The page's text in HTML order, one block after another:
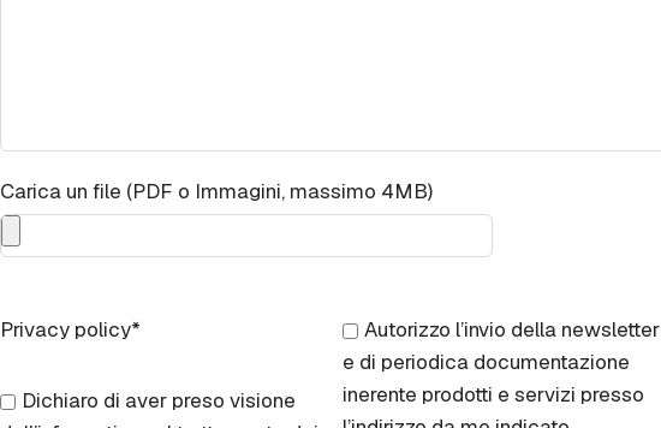
Carica un file (PDF o Immagini, massimo 4MB)
Privacy policy*
Dichiaro di aver preso visione
Autorizzo l’invio della newsletter
e di periodica documentazione
inerente prodotti e servizi presso